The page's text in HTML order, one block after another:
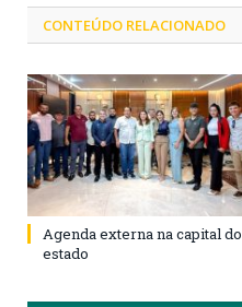
CONTEÚDO RELACIONADO
Agenda externa na capital do
estado